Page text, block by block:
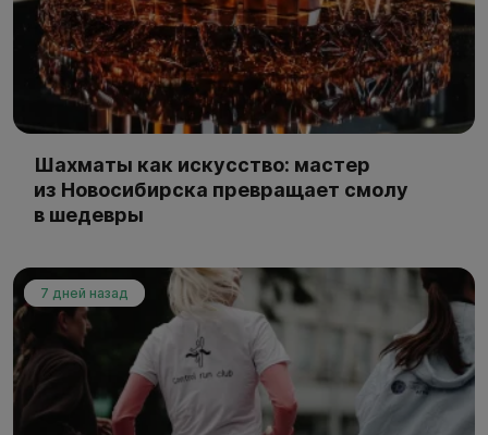
Шахматы как искусство: мастер
из Новосибирска превращает смолу
в шедевры
7 дней назад